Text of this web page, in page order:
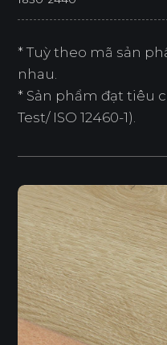
* Tuỳ theo mã sản
nhau.
* Sản phẩm đạt tiêu
Test/ ISO 12460-1).